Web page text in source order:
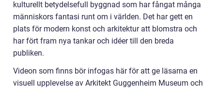
kulturellt betydelsefull byggnad som har fångat många
människors fantasi runt om i världen. Det har gett en
plats för modern konst och arkitektur att blomstra och
har fört fram nya tankar och idéer till den breda
publiken.
Videon som finns bör infogas här för att ge läsarna en
visuell upplevelse av Arkitekt Guggenheim Museum och